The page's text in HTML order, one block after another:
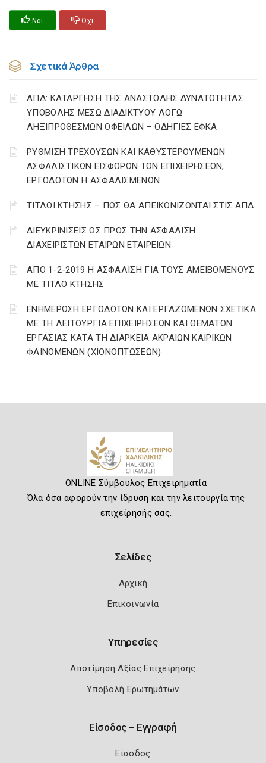
Ναι Οχι
Σχετικά Άρθρα
ΑΠΔ: ΚΑΤΑΡΓΗΣΗ ΤΗΣ ΑΝΑΣΤΟΛΗΣ ΔΥΝΑΤΟΤΗΤΑΣ
ΥΠΟΒΟΛΗΣ ΜΕΣΩ ΔΙΑΔΙΚΤΥΟΥ ΛΟΓΩ
ΛΗΞΙΠΡΟΘΕΣΜΩΝ ΟΦΕΙΛΩΝ – ΟΔΗΓΙΕΣ ΕΦΚΑ
ΡΥΘΜΙΣΗ ΤΡΕΧΟΥΣΩΝ ΚΑΙ ΚΑΘΥΣΤΕΡΟΥΜΕΝΩΝ
ΑΣΦΑΛΙΣΤΙΚΩΝ ΕΙΣΦΟΡΩΝ ΤΩΝ ΕΠΙΧΕΙΡΗΣΕΩΝ,
ΕΡΓΟΔΟΤΩΝ Η ΑΣΦΑΛΙΣΜΕΝΩΝ.
ΤΙΤΛΟΙ ΚΤΗΣΗΣ – ΠΩΣ ΘΑ ΑΠΕΙΚΟΝΙΖΟΝΤΑΙ ΣΤΙΣ ΑΠΔ
ΔΙΕΥΚΡΙΝΙΣΕΙΣ ΩΣ ΠΡΟΣ ΤΗΝ ΑΣΦΑΛΙΣΗ
ΔΙΑΧΕΙΡΙΣΤΩΝ ΕΤΑΙΡΩΝ ΕΤΑΙΡΕΙΩΝ
ΑΠΟ 1-2-2019 Η ΑΣΦΑΛΙΣΗ ΓΙΑ ΤΟΥΣ ΑΜΕΙΒΟΜΕΝΟΥΣ
ΜΕ ΤΙΤΛΟ ΚΤΗΣΗΣ
ΕΝΗΜΕΡΩΣΗ ΕΡΓΟΔΟΤΩΝ ΚΑΙ ΕΡΓΑΖΟΜΕΝΩΝ ΣΧΕΤΙΚΑ
ΜΕ ΤΗ ΛΕΙΤΟΥΡΓΙΑ ΕΠΙΧΕΙΡΗΣΕΩΝ ΚΑΙ ΘΕΜΑΤΩΝ
ΕΡΓΑΣΙΑΣ ΚΑΤΑ ΤΗ ΔΙΑΡΚΕΙΑ ΑΚΡΑΙΩΝ ΚΑΙΡΙΚΩΝ
ΦΑΙΝΟΜΕΝΩΝ (ΧΙΟΝΟΠΤΩΣΕΩΝ)
ONLINE Σύμβουλος Επιχειρηματία
Όλα όσα αφορούν την ίδρυση και την λειτουργία της
επιχείρησής σας.
Σελίδες
Αρχική
Επικοινωνία
Υπηρεσίες
Αποτίμηση Αξίας Επιχείρησης
Υποβολή Ερωτημάτων
Είσοδος – Εγγραφή
Είσοδος